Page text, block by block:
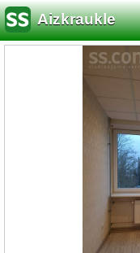
Aizkraukle